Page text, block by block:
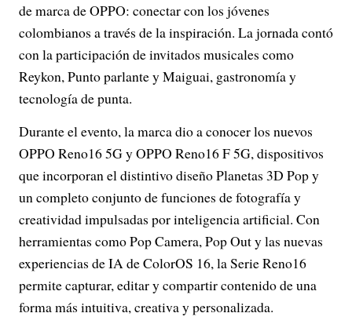
de marca de OPPO: conectar con los jóvenes
colombianos a través de la inspiración. La jornada contó
con la participación de invitados musicales como
Reykon, Punto parlante y Maiguai, gastronomía y
tecnología de punta.
Durante el evento, la marca dio a conocer los nuevos
OPPO Reno16 5G y OPPO Reno16 F 5G, dispositivos
que incorporan el distintivo diseño Planetas 3D Pop y
un completo conjunto de funciones de fotografía y
creatividad impulsadas por inteligencia artificial. Con
herramientas como Pop Camera, Pop Out y las nuevas
experiencias de IA de ColorOS 16, la Serie Reno16
permite capturar, editar y compartir contenido de una
forma más intuitiva, creativa y personalizada.